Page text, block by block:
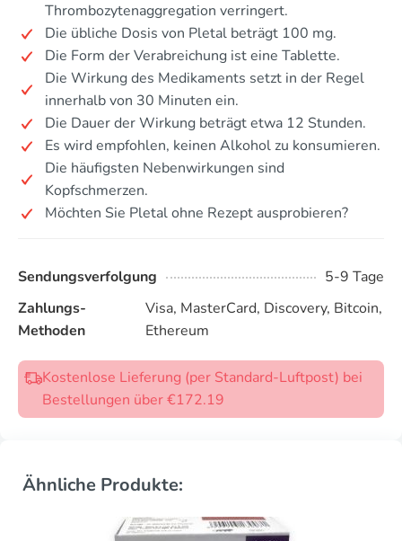
Thrombozytenaggregation verringert.
Die übliche Dosis von Pletal beträgt 100 mg.
Die Form der Verabreichung ist eine Tablette.
Die Wirkung des Medikaments setzt in der Regel
innerhalb von 30 Minuten ein.
Die Dauer der Wirkung beträgt etwa 12 Stunden.
Es wird empfohlen, keinen Alkohol zu konsumieren.
Die häufigsten Nebenwirkungen sind
Kopfschmerzen.
Möchten Sie Pletal ohne Rezept ausprobieren?
Sendungsverfolgung
5-9 Tage
Zahlungs-
Methoden
Visa, MasterCard, Discovery, Bitcoin,
Ethereum
Kostenlose Lieferung (per Standard-Luftpost) bei
Bestellungen über €172.19
Ähnliche Produkte: